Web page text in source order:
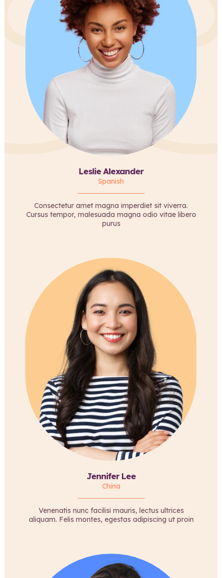
Leslie Alexander
Spanish
Consectetur amet magna imperdiet sit viverra.
Cursus tempor, malesuada magna odio vitae libero
purus
Jennifer Lee
China
Venenatis nunc facilisi mauris, lectus ultrices
aliquam. Felis montes, egestas adipiscing ut proin